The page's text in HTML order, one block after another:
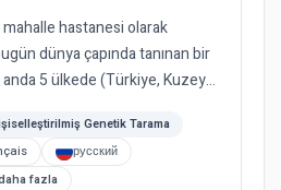
mahalle hastanesi olarak
dünya çapında tanınan bir
5 ülkede (Türkiye, Kuzey
Genetik Tarama
русский
fazla